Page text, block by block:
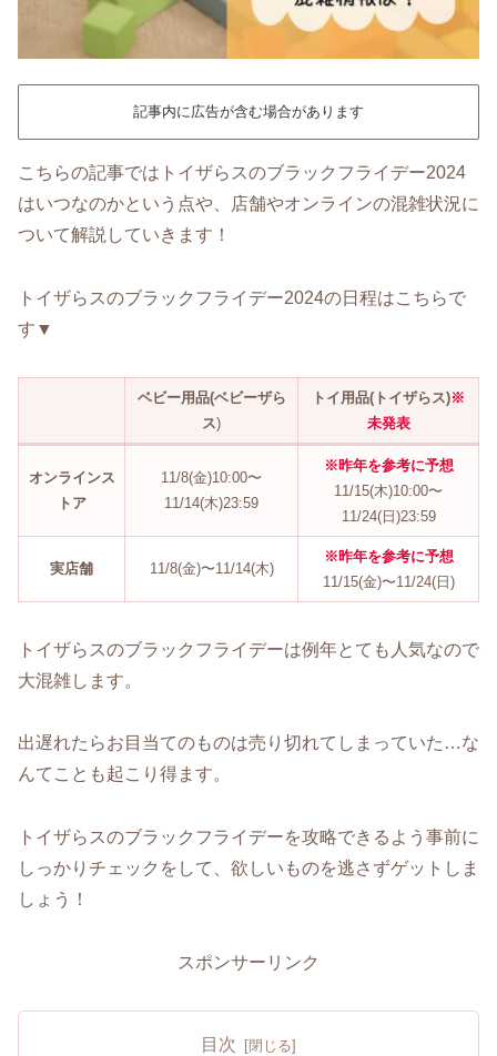
記事内に広告が含む場合があります
こちらの記事ではトイザらスのブラックフライデー2024
はいつなのかという点や、店舗やオンラインの混雑状況に
ついて解説していきます！
トイザらスのブラックフライデー2024の日程はこちらで
す▼
ベビー用品(ベビーザら
ス)
トイ用品(トイザらス)※
未発表
オンラインス
トア
11/8(金)10:00〜
11/14(木)23:59
※昨年を参考に予想
11/15(木)10:00〜
11/24(日)23:59
実店舗 11/8(金)〜11/14(木)
※昨年を参考に予想
11/15(金)〜11/24(日)
トイザらスのブラックフライデーは例年とても人気なので
大混雑します。
出遅れたらお目当てのものは売り切れてしまっていた…な
んてことも起こり得ます。
トイザらスのブラックフライデーを攻略できるよう事前に
しっかりチェックをして、欲しいものを逃さずゲットしま
しょう！
スポンサーリンク
目次